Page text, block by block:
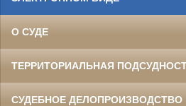
О СУДЕ
ТЕРРИТОРИАЛЬНАЯ
СУДЕБНОЕ ДЕЛОПРОИЗВОДСТВО